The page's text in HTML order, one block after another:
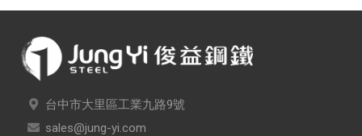
台中市大里區工業九路9號
sales@jung-yi.com